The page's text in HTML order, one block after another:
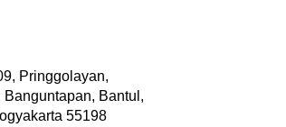
Pringgolayan,
Banguntapan, Bantul,
55198